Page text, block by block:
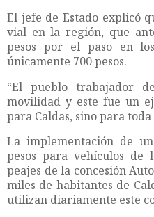
El jefe de Estado explicó
vial en la región, que
pesos por el paso en
únicamente 700 pesos.
“El pueblo trabajador
movilidad y este fue un
para Caldas, sino para
La implementación de
pesos para vehículos
peajes de la concesión
miles de habitantes de
utilizan diariamente este